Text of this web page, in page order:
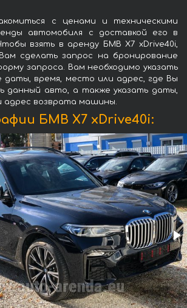
с ценами и техническими
автомобиля с доставкой его в
взять в аренду БМВ X7 xDrive40i,
сделать запрос на бронирование
запроса. Вам необходимо указать
даты, время, место или адрес, где Вы
данный авто, а также указать даты,
адрес возврата машины.
БМВ X7 xDrive40i: